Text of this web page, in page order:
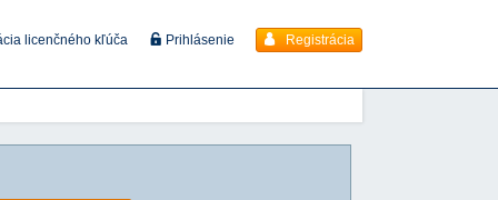
licenčného kľúča Prihlásenie Registrácia